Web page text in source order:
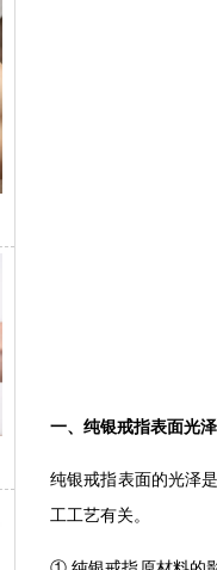
一、纯银戒指表面光
纯银戒指表面的光泽
工工艺有关。